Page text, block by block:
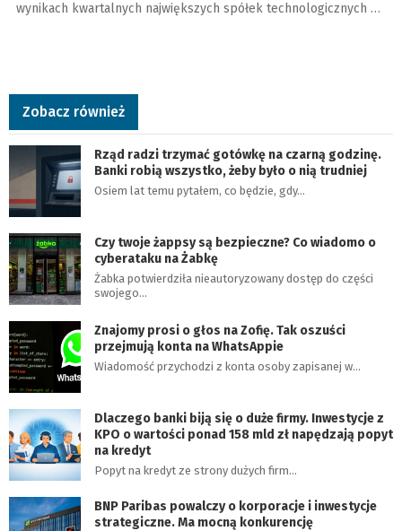
wynikach kwartalnych największych spółek technologicznych …
Zobacz również
Rząd radzi trzymać gotówkę na czarną godzinę.
Banki robią wszystko, żeby było o nią trudniej
Osiem lat temu pytałem, co będzie, gdy…
Czy twoje żappsy są bezpieczne? Co wiadomo o
cyberataku na Żabkę
Żabka potwierdziła nieautoryzowany dostęp do części
swojego…
Znajomy prosi o głos na Zofię. Tak oszuści
przejmują konta na WhatsAppie
Wiadomość przychodzi z konta osoby zapisanej w…
Dlaczego banki biją się o duże firmy. Inwestycje z
KPO o wartości ponad 158 mld zł napędzają popyt
na kredyt
Popyt na kredyt ze strony dużych firm…
BNP Paribas powalczy o korporacje i inwestycje
strategiczne. Ma mocną konkurencję